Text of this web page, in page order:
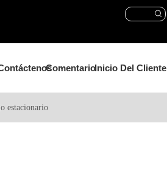
ComentarioInicio Del Cliente
estacionario